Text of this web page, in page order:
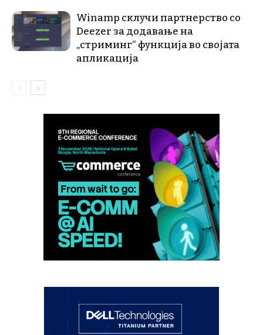
Winamp склучи партнерство со
Deezer за додавање на
„стриминг“ функција во својата
апликација